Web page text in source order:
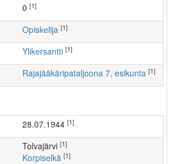
[1]
opiskelija [1]
Ylikersantti [1]
Rajajääkäripataljoona 7, esikunta [1]
28.07.1944 [1]
Tolvajärvi [1]
Korpiselkä [1]